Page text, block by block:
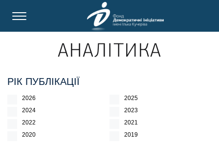
АНАЛІТИКА
РІК ПУБЛІКАЦІЇ
2026
2025
2024
2023
2022
2021
2020
2019